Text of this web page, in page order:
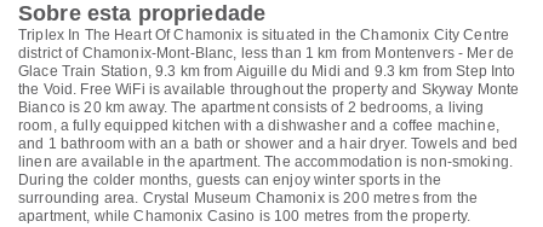
Sobre esta propriedade
Triplex In The Heart Of Chamonix is situated in the Chamonix City Centre
district of Chamonix-Mont-Blanc, less than 1 km from Montenvers - Mer de
Glace Train Station, 9.3 km from Aiguille du Midi and 9.3 km from Step Into
the Void. Free WiFi is available throughout the property and Skyway Monte
Bianco is 20 km away. The apartment consists of 2 bedrooms, a living
room, a fully equipped kitchen with a dishwasher and a coffee machine,
and 1 bathroom with an a bath or shower and a hair dryer. Towels and bed
linen are available in the apartment. The accommodation is non-smoking.
During the colder months, guests can enjoy winter sports in the
surrounding area. Crystal Museum Chamonix is 200 metres from the
apartment, while Chamonix Casino is 100 metres from the property.